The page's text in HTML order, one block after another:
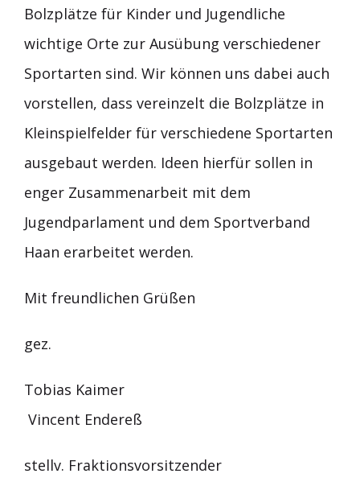
Bolzplätze für Kinder und Jugendliche
wichtige Orte zur Ausübung verschiedener
Sportarten sind. Wir können uns dabei auch
vorstellen, dass vereinzelt die Bolzplätze in
Kleinspielfelder für verschiedene Sportarten
ausgebaut werden. Ideen hierfür sollen in
enger Zusammenarbeit mit dem
Jugendparlament und dem Sportverband
Haan erarbeitet werden.
Mit freundlichen Grüßen
gez.
Tobias Kaimer
Vincent Endereß
stellv. Fraktionsvorsitzender